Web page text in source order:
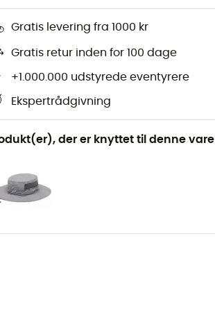
Gratis levering fra 1000 kr
Gratis retur inden for 100 dage
+1.000.000 udstyrede eventyrere
Ekspertrådgivning
der er knyttet til denne vare